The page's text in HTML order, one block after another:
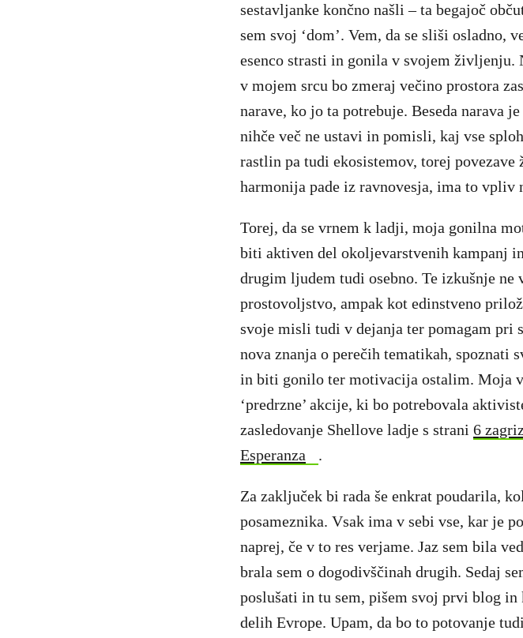
sestavljanke končno našli – ta begajoč
sem svoj ‘dom’. Vem, da se sliši osladno,
esenco strasti in gonila v svojem življenju.
v mojem srcu bo zmeraj večino prostora
narave, ko jo ta potrebuje. Beseda narava
nihče več ne ustavi in pomisli, kaj vse
rastlin pa tudi ekosistemov, torej
harmonija pade iz ravnovesja, ima to vpliv
Torej, da se vrnem k ladji, moja gonilna
biti aktiven del okoljevarstvenih kampanj
drugim ljudem tudi osebno. Te izkušnje ne
prostovoljstvo, ampak kot edinstveno
svoje misli tudi v dejanja ter pomagam pri
nova znanja o perečih tematikah, spoznati
in biti gonilo ter motivacija ostalim. Moja
‘predrzne’ akcije, ki bo potrebovala
zasledovanje Shellove ladje s strani 6
Esperanza
.
Za zaključek bi rada še enkrat poudarila,
posameznika. Vsak ima v sebi vse, kar je
naprej, če v to res verjame. Jaz sem bila
brala sem o dogodivščinah drugih. Sedaj
poslušati in tu sem, pišem svoj prvi blog
delih Evrope. Upam, da bo to potovanje